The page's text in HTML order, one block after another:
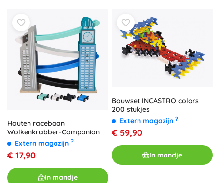
Houten racebaan
Wolkenkrabber-Companion
Extern magazijn ?
€ 17,90
In mandje
Bouwset INCASTRO colors
200 stukjes
Extern magazijn ?
€ 59,90
In mandje